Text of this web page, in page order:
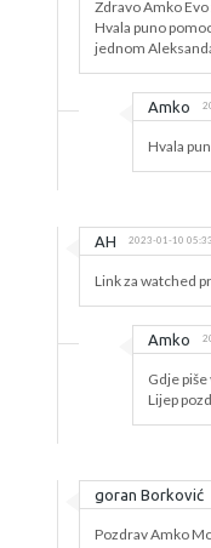
Zdravo Amko
Hvala puno
jednom
Amko
Hvala
AH 2023-01-10
Link za watched
Amko
Gdje
Lijep
goran Borković
Pozdrav Amko